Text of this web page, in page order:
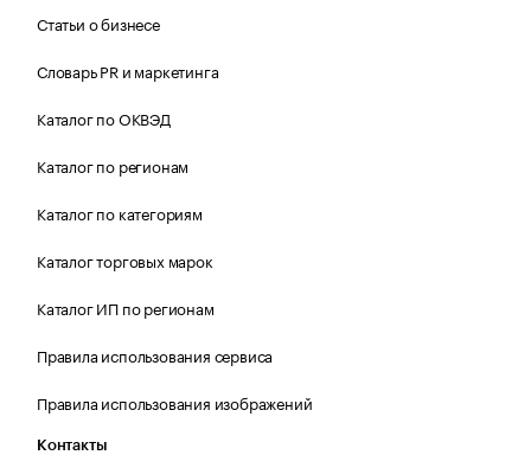
Статьи о бизнесе
Словарь PR и маркетинга
Каталог по ОКВЭД
Каталог по регионам
Каталог по категориям
Каталог торговых марок
Каталог ИП по регионам
Правила использования сервиса
Правила использования изображений
Контакты